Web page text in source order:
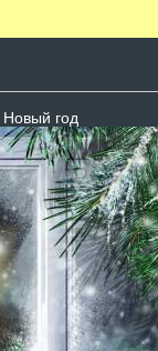
Новый год